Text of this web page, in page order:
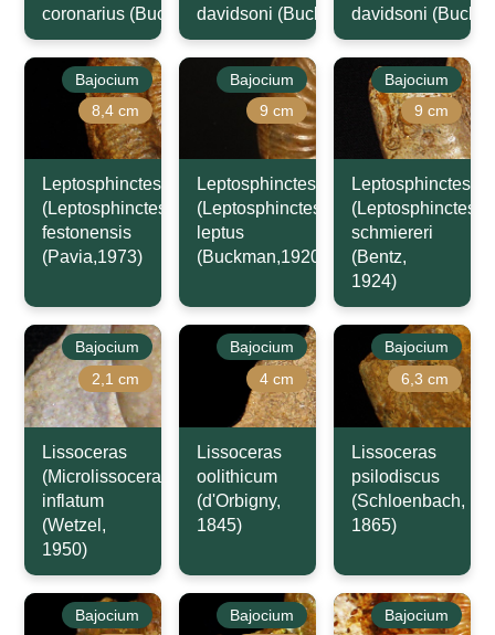
coronarius (Buckman,1921)davidsoni (Buckman,1881)
davidsoni
Bajocium
8,4 cm
Leptosphinctes
(Leptosphinctes)
festonensis
(Pavia,1973)
Bajocium
9 cm
Leptosphinctes
(Leptosphinctes)
leptus
(Buckman,1920)
Bajocium
9 cm
Leptosphinctes
(Leptosphinctes)
schmiereri
(Bentz,
1924)
Bajocium
2,1 cm
Lissoceras
(Microlissoceras)
inflatum
(Wetzel,
1950)
Bajocium
4 cm
Lissoceras
oolithicum
(d'Orbigny,
1845)
Bajocium
6,3 cm
Lissoceras
psilodiscus
(Schloenbach,
1865)
Bajocium
Bajocium
Bajocium